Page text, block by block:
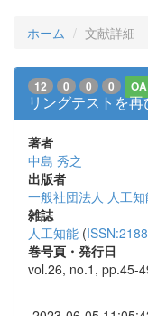
ホーム 文献詳細
12 0 0 0 OA
リングテストを
著者
中島 秀之
出版者
一般社団法人 人工
雑誌
人工知能 (
巻号頁・発行日
vol.26, no.1, pp.45-